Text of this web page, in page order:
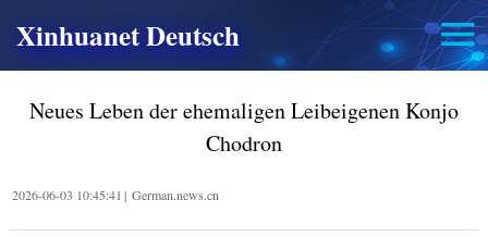
Xinhuanet Deutsch
Neues Leben der ehemaligen Leibeigenen Konjo
Chodron
2026-06-03 10:45:41 | German.news.cn